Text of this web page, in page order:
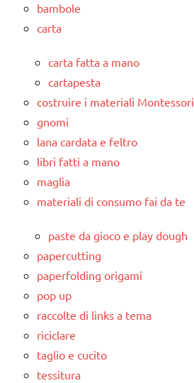
bambole
carta
carta fatta a mano
cartapesta
costruire i materiali Montessori
gnomi
lana cardata e feltro
libri fatti a mano
maglia
materiali di consumo fai da te
paste da gioco e play dough
papercutting
paperfolding origami
pop up
raccolte di links a tema
riciclare
taglio e cucito
tessitura